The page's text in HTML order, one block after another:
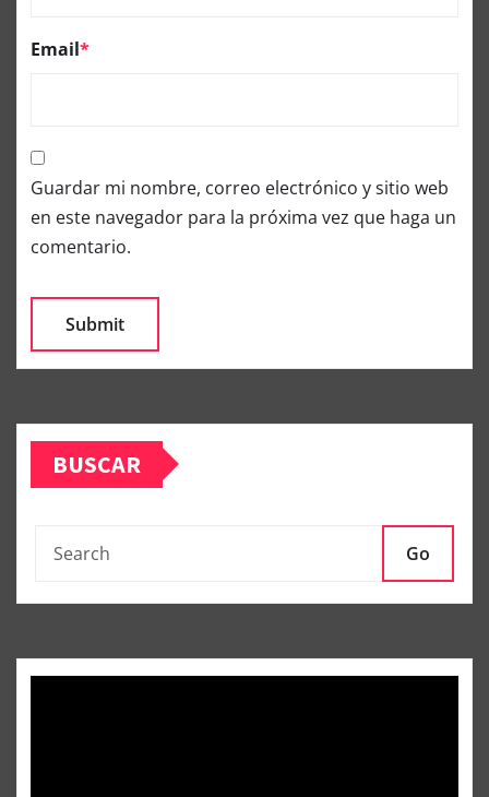
Email*
Guardar mi nombre, correo electrónico y sitio web
en este navegador para la próxima vez que haga un
comentario.
BUSCAR
Go